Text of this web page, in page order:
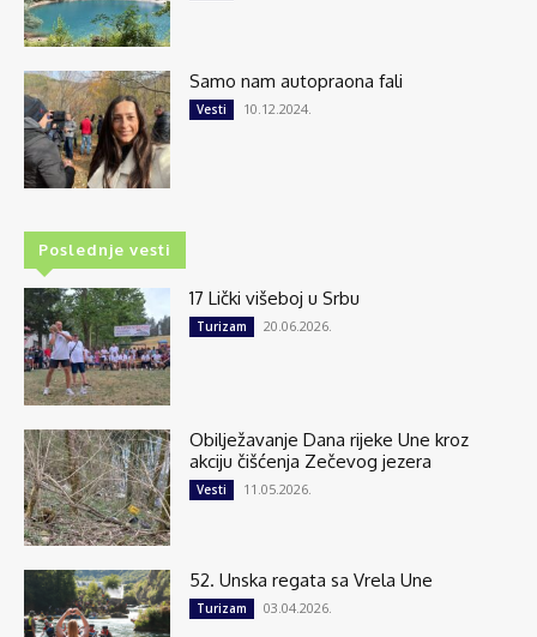
Samo nam autopraona fali
Vesti 10.12.2024.
Poslednje vesti
17 Lički višeboj u Srbu
Turizam 20.06.2026.
Obilježavanje Dana rijeke Une kroz
akciju čišćenja Zečevog jezera
Vesti 11.05.2026.
52. Unska regata sa Vrela Une
Turizam 03.04.2026.